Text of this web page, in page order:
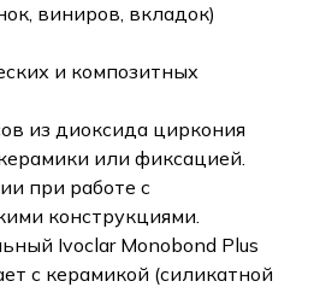
виниров, вкладок)
и композитных
из диоксида циркония
или фиксацией.
при работе с
конструкциями.
Ivoclar Monobond Plus
с керамикой (силикатной